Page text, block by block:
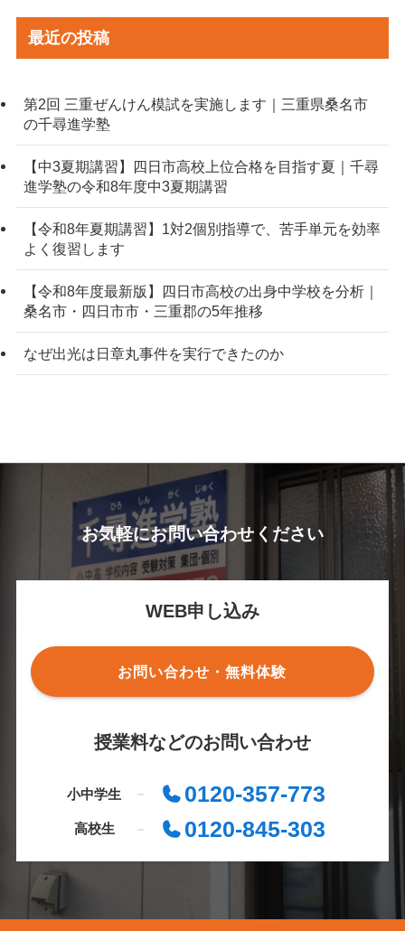
最近の投稿
第2回 三重ぜんけん模試を実施します｜三重県桑名市
の千尋進学塾
【中3夏期講習】四日市高校上位合格を目指す夏｜千尋
進学塾の令和8年度中3夏期講習
【令和8年夏期講習】1対2個別指導で、苦手単元を効率
よく復習します
【令和8年度最新版】四日市高校の出身中学校を分析｜
桑名市・四日市市・三重郡の5年推移
なぜ出光は日章丸事件を実行できたのか
お気軽にお問い合わせください
WEB申し込み
お問い合わせ・無料体験
授業料などのお問い合わせ
小中学生 0120-357-773
高校生 0120-845-303